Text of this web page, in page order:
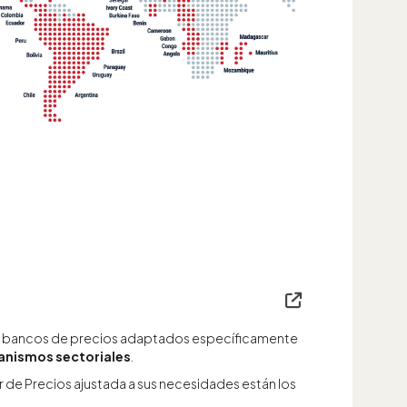
bancos de precios adaptados específicamente
sectoriales
Precios ajustada a sus necesidades están los